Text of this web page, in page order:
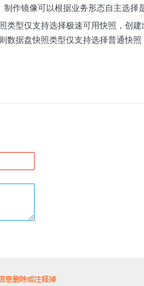
制作镜像可以根据业务形态自主选择
类型仅支持选择极速可用快照，创
数据盘快照类型仅支持选择普通快